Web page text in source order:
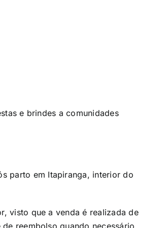
e brindes a comunidades
parto em Itapiranga, interior do
visto que a venda é realizada de